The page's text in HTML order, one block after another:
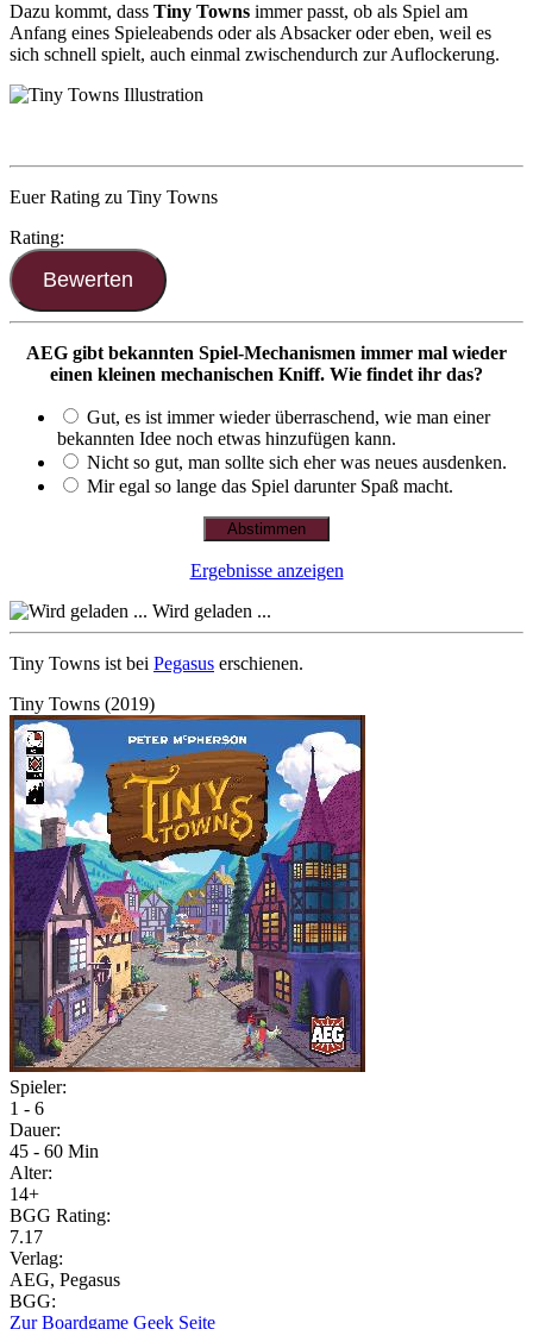
Dazu kommt, dass Tiny Towns immer passt, ob als Spiel am
Anfang eines Spieleabends oder als Absacker oder eben, weil es
sich schnell spielt, auch einmal zwischendurch zur Auflockerung.
Euer Rating zu Tiny Towns
Rating:
AEG gibt bekannten Spiel-Mechanismen immer mal wieder
einen kleinen mechanischen Kniff. Wie findet ihr das?
Gut, es ist immer wieder überraschend, wie man einer
bekannten Idee noch etwas hinzufügen kann.
Nicht so gut, man sollte sich eher was neues ausdenken.
Mir egal so lange das Spiel darunter Spaß macht.
Ergebnisse anzeigen
Wird geladen ...
Tiny Towns ist bei Pegasus erschienen.
Tiny Towns (2019)
Spieler:
1 - 6
Dauer:
45 - 60 Min
Alter:
14+
BGG Rating:
7.17
Verlag:
AEG, Pegasus
BGG:
Zur Boardgame Geek Seite